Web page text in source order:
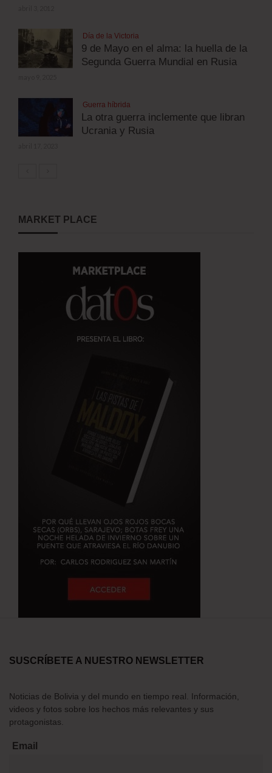
Día de la Victoria
9 de Mayo en el alma: la huella de la
Segunda Guerra Mundial en Rusia
Guerra híbrida
La otra guerra inclemente que libran
Ucrania y Rusia
MARKET PLACE
SUSCRÍBETE A NUESTRO NEWSLETTER
Noticias de Bolivia y del mundo en tiempo real. Información,
videos y fotos sobre los hechos más relevantes y sus
protagonistas.
Email